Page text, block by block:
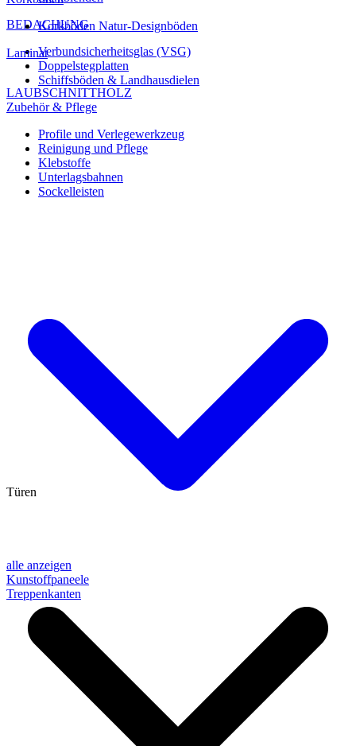
BEDACHUNG
Verbundsicherheitsglas (VSG)
Doppelstegplatten
LAUBSCHNITTHOLZ
Korkböden Natur-Designböden
Laminat
Schiffsböden & Landhausdielen
Zubehör & Pflege
Profile und Verlegewerkzeug
Reinigung und Pflege
Klebstoffe
Unterlagsbahnen
Sockelleisten
alle anzeigen
Kunstoffpaneele
Treppenkanten
Türen